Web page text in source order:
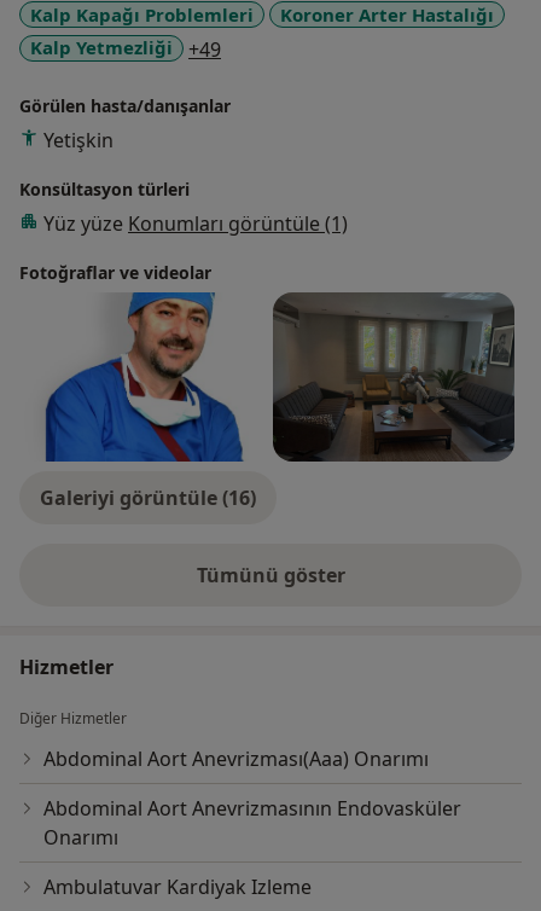
Kalp Kapağı Problemleri
Koroner Arter Hastalığı
Kalp Yetmezliği
+49a11y_sr_more_diseases
Görülen hasta/danışanlar
Yetişkin
Konsültasyon türleri
Yüz yüze Konumları görüntüle (1)
Fotoğraflar ve videolar
Galeriyi görüntüle (16)
Tümünü gösterdeneyim hakkında
Hizmetler
Diğer Hizmetler
Abdominal Aort Anevrizması(Aaa) Onarımı
Abdominal Aort Anevrizmasının Endovasküler
Onarımı
Ambulatuvar Kardiyak Izleme